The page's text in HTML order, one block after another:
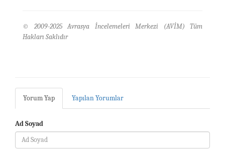
© 2009-2025 Avrasya İncelemeleri Merkezi (AVİM) Tüm
Hakları Saklıdır
Yorum Yap Yapılan Yorumlar
Ad Soyad